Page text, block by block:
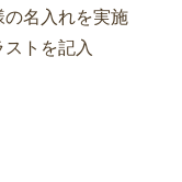
名入れを実施
トを記入